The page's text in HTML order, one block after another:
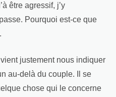
être agressif, j’y
Pourquoi est-ce que
justement nous indiquer
au-delà du couple. Il se
chose qui le concerne